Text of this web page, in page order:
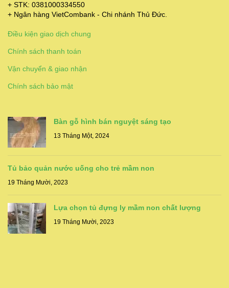
+ STK: 0381000334550
+ Ngân hàng VietCombank - Chi nhánh Thủ Đức.
Điều kiện giao dịch chung
Chính sách thanh toán
Vận chuyển & giao nhận
Chính sách bảo mật
Bàn gỗ hình bán nguyệt sáng tạo
13 Tháng Một, 2024
Tủ bảo quản nước uống cho trẻ mầm non
19 Tháng Mười, 2023
Lựa chọn tủ đựng ly mầm non chất lượng
19 Tháng Mười, 2023